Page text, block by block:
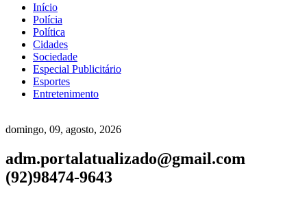
Início
Polícia
Política
Cidades
Sociedade
Especial Publicitário
Esportes
Entretenimento
domingo, 09, agosto, 2026
adm.portalatualizado@gmail.com
(92)98474-9643